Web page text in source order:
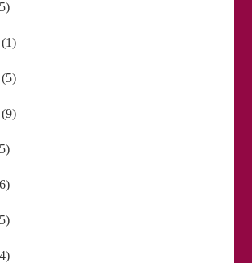
(1)
(5)
(9)